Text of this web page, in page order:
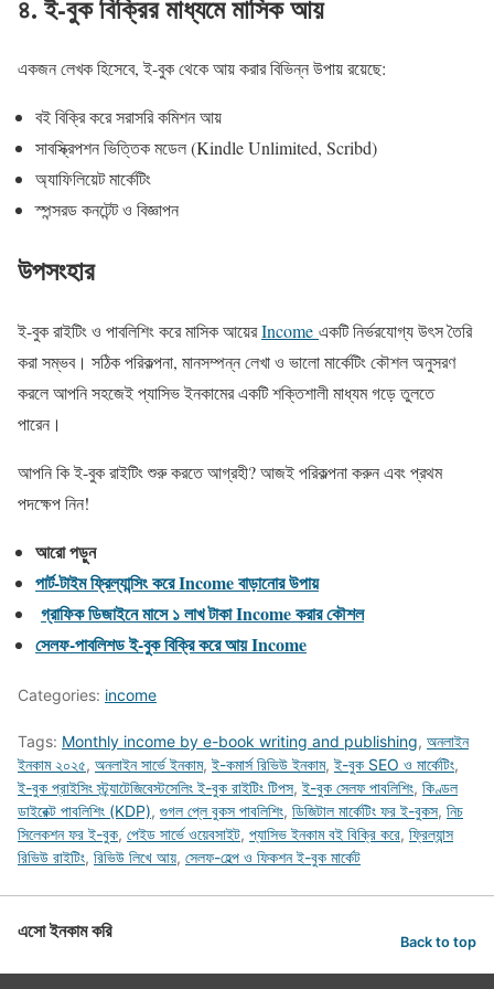
৪. ই-বুক বিক্রির মাধ্যমে মাসিক আয়
একজন লেখক হিসেবে, ই-বুক থেকে আয় করার বিভিন্ন উপায় রয়েছে:
বই বিক্রি করে সরাসরি কমিশন আয়
সাবস্ক্রিপশন ভিত্তিক মডেল (Kindle Unlimited, Scribd)
অ্যাফিলিয়েট মার্কেটিং
স্পন্সরড কনটেন্ট ও বিজ্ঞাপন
উপসংহার
ই-বুক রাইটিং ও পাবলিশিং করে মাসিক আয়েরIncome একটি নির্ভরযোগ্য উৎস তৈরি
করা সম্ভব। সঠিক পরিকল্পনা, মানসম্পন্ন লেখা ও ভালো মার্কেটিং কৌশল অনুসরণ
করলে আপনি সহজেই প্যাসিভ ইনকামের একটি শক্তিশালী মাধ্যম গড়ে তুলতে
পারেন।
আপনি কি ই-বুক রাইটিং শুরু করতে আগ্রহী? আজই পরিকল্পনা করুন এবং প্রথম
পদক্ষেপ নিন!
আরো পড়ুন
পার্ট-টাইম ফ্রিল্যান্সিং করে Income বাড়ানোর উপায়
গ্রাফিক ডিজাইনে মাসে ১ লাখ টাকা Income করার কৌশল
সেলফ-পাবলিশড ই-বুক বিক্রি করে আয় Income
Categories: income
Tags: Monthly income by e-book writing and publishing, অনলাইন
ইনকাম ২০২৫, অনলাইন সার্ভে ইনকাম,ই-কমার্স রিভিউ ইনকাম,ই-বুক SEO ও মার্কেটিং,
ই-বুক প্রাইসিং স্ট্র্যাটেজিবেস্টসেলিং ই-বুক রাইটিং টিপস,ই-বুক সেলফ পাবলিশিং, কিণ্ডল
ডাইরেক্ট পাবলিশিং (KDP), গুগল প্লে বুকস পাবলিশিং, ডিজিটাল মার্কেটিং ফর ই-বুকস, নিচ
সিলেকশন ফর ই-বুক, পেইড সার্ভে ওয়েবসাইট, প্যাসিভ ইনকাম বই বিক্রি করে, ফ্রিল্যান্স
রিভিউ রাইটিং, রিভিউ লিখে আয়, সেলফ-হেল্প ও ফিকশন ই-বুক মার্কেট
এসো ইনকাম করি Back to top